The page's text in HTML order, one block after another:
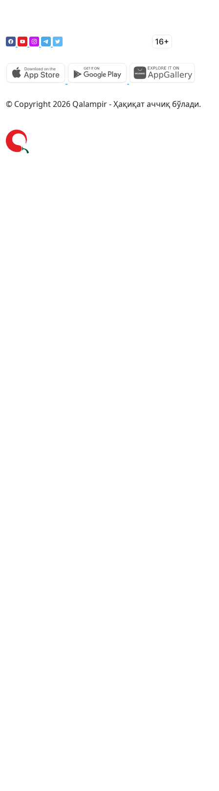
© Copyright 2026 Qalampir - Ҳақиқат аччиқ бўлади.